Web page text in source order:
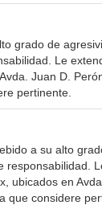
grado de
Le
Juan D.
pertinente.
a su alto
responsabilidad.
ubicados en
que considere